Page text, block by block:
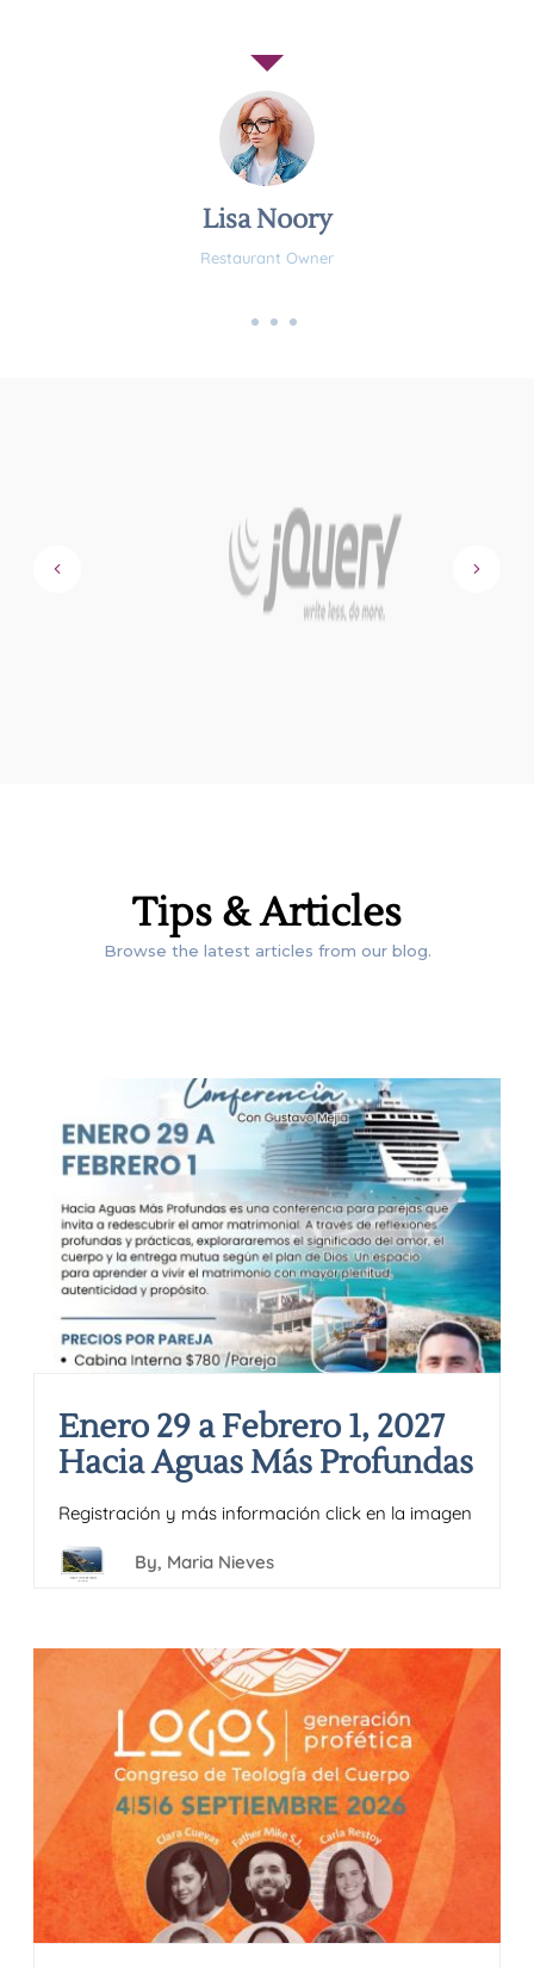
Lisa Noory
Restaurant Owner
Tips & Articles
FROM THE
BLOG.
Browse the latest articles from our blog.
Enero 29 a Febrero 1, 2027
Hacia Aguas Más Profundas
Registración y más información click en la imagen
By, Maria Nieves